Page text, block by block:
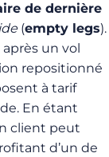
de dernière
(empty legs).
après un vol
repositionné
à tarif
En étant
client peut
d’un de